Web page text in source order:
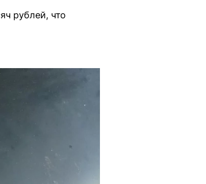
рублей, что